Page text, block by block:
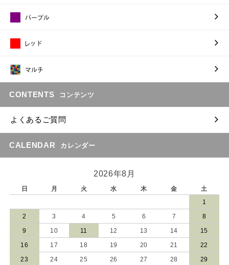
CONTENTS コンテンツ
よくあるご質問
CALENDAR カレンダー
2026年8月
日 月 火 水 木 金
土
1
2 3 4 5 6 7 8
9 10 11 12 13 14 15
16 17 18 19 20 21 22
23 24 25 26 27 28 29